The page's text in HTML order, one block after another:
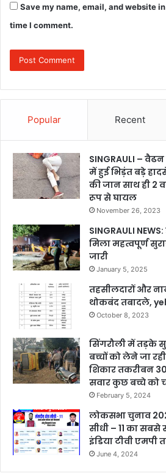
Save my name, email, and website
time I comment.
Popular Recent
SINGRAULI –
में हुई भिड़ंत बड़े
की जान साथ ही 2
रूप से घायल
November 26, 2023
SINGRAULI
मिला महत्वपूर्ण
जारी
January 5, 2025
तहसीलदारों और
थोकबंद तबादले,
October 8, 2023
सिंगरौली में तड़के
बच्चों को लेने जा
शिकार तकरीबन
सवार कुछ बच्चे को
February 5, 2024
लोकसभा चुनाव
सीधी – 11 का
इंडिया टीवी
June 4, 2024